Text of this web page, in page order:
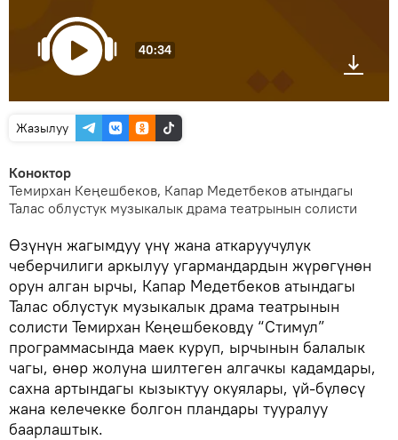
40:34
Жазылуу
Коноктор
Темирхан Кеңешбеков, Капар Медетбеков атындагы
Талас облустук музыкалык драма театрынын солисти
Өзүнүн жагымдуу үнү жана аткаруучулук
чеберчилиги аркылуу угармандардын жүрөгүнөн
орун алган ырчы, Капар Медетбеков атындагы
Талас облустук музыкалык драма театрынын
солисти Темирхан Кеңешбековду “Стимул”
программасында маек куруп, ырчынын балалык
чагы, өнөр жолуна шилтеген алгачкы кадамдары,
сахна артындагы кызыктуу окуялары, үй-бүлөсү
жана келечекке болгон пландары тууралуу
баарлаштык.